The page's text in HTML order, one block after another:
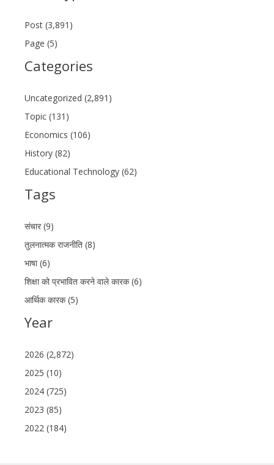
Post (3,891)
Page (5)
Categories
Uncategorized (2,891)
Topic (131)
Economics (106)
History (82)
Educational Technology (62)
Tags
संचार (9)
तुलनात्मक राजनीति (8)
भाषा (6)
शिक्षा को प्रभावित करने वाले कारक (6)
आर्थिक कारक (5)
Year
2026 (2,872)
2025 (10)
2024 (725)
2023 (85)
2022 (184)